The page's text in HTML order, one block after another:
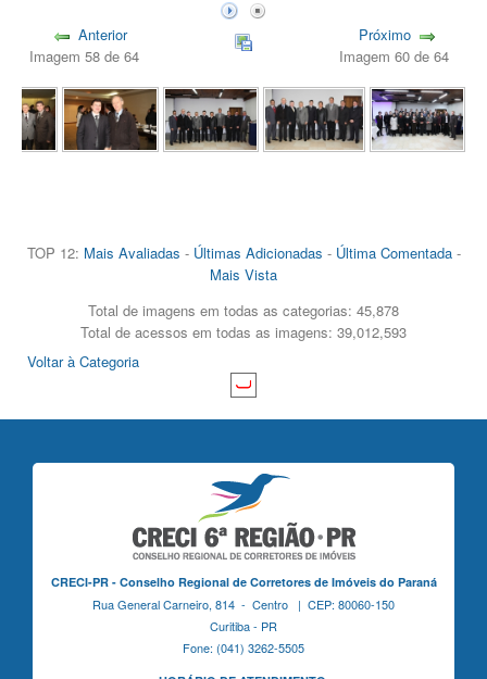
Anterior
Imagem 58 de 64
Próximo
Imagem 60 de 64
TOP 12: Mais Avaliadas - Últimas Adicionadas - Última Comentada-
Mais Vista
Total de imagens em todas as categorias: 45,878
Total de acessos em todas as imagens: 39,012,593
Voltar à Categoria
CRECI-PR - Conselho Regional de Corretores de Imóveis do Paraná
Rua General Carneiro, 814 - Centro | CEP: 80060-150
Curitiba - PR
Fone: (041) 3262-5505